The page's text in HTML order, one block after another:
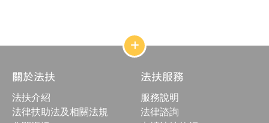
頁
頁
網
站
結
構
合
按
鈕
關於法扶
法扶介紹
法律扶助法及相關法規
法扶服務
服務說明
法律諮詢